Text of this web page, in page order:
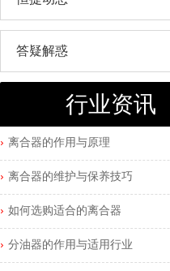
答疑解惑
行业资讯
离合器的作用与原理
离合器的维护与保养技巧
如何选购适合的离合器
分油器的作用与适用行业